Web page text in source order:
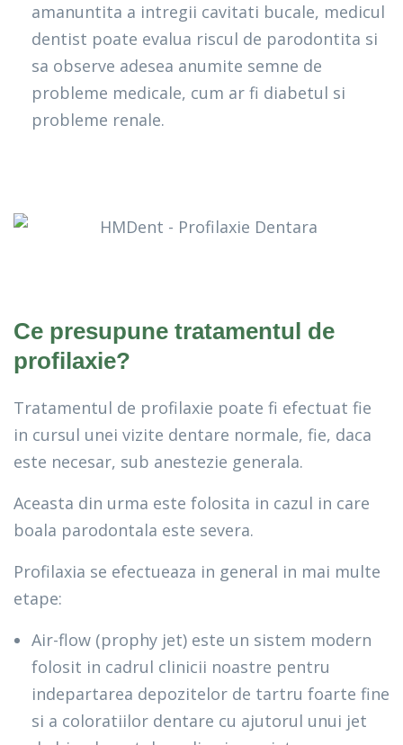
amanuntita a intregii cavitati bucale, medicul
dentist poate evalua riscul de parodontita si
sa observe adesea anumite semne de
probleme medicale, cum ar fi diabetul si
probleme renale.
Ce presupune tratamentul de
profilaxie?
Tratamentul de profilaxie poate fi efectuat fie
in cursul unei vizite dentare normale, fie, daca
este necesar, sub anestezie generala.
Aceasta din urma este folosita in cazul in care
boala parodontala este severa.
Profilaxia se efectueaza in general in mai multe
etape:
Air-flow (prophy jet) este un sistem modern
folosit in cadrul clinicii noastre pentru
indepartarea depozitelor de tartru foarte fine
si a coloratiilor dentare cu ajutorul unui jet